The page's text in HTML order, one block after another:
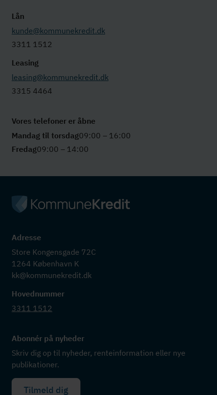
Lån
kunde@kommunekredit.dk
3311 1512
Leasing
leasing@kommunekredit.dk
3315 4464
Vores telefoner er åbne
Mandag til torsdag09:00 – 16:00
Fredag09:00 – 14:00
Adresse
Store Kongensgade 72C
1264 København K
kk@kommunekredit.dk
Hovednummer
3311 1512
Abonnér på nyheder
Skriv dig op til nyheder, renteinformation eller nye
publikationer.
Tilmeld dig